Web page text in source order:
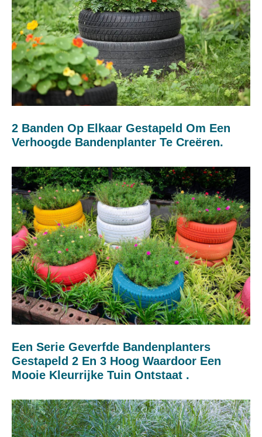
2 Banden Op Elkaar Gestapeld Om Een ​​
Verhoogde Bandenplanter Te Creëren.
Een Serie Geverfde Bandenplanters
Gestapeld 2 En 3 Hoog Waardoor Een
Mooie Kleurrijke Tuin Ontstaat .